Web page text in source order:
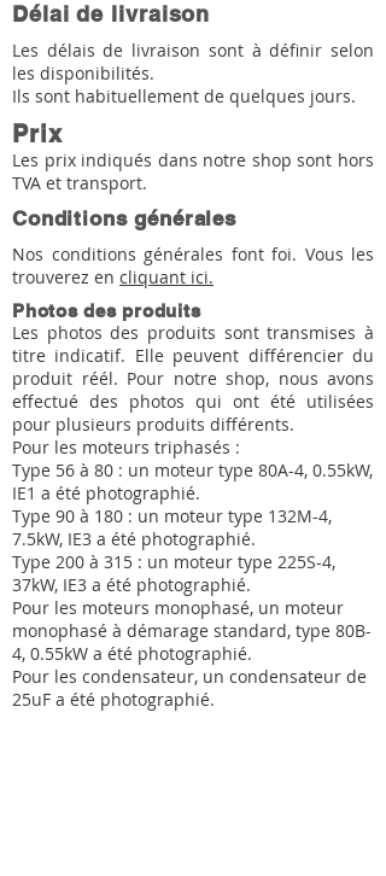
Délai de livraison
Les délais de livraison sont à définir selon
les disponibilités.
Ils sont habituellement de quelques jours.
Prix
Les prix indiqués dans notre shop sont hors
TVA et transport.
Conditions générales
Nos conditions générales font foi. Vous les
trouverez en cliquant ici.
Photos des produits
Les photos des produits sont transmises à
titre indicatif. Elle peuvent différencier du
produit réél. Pour notre shop, nous avons
effectué des photos qui ont été utilisées
pour plusieurs produits différents.
Pour les moteurs triphasés :
Type 56 à 80 : un moteur type 80A-4, 0.55kW,
IE1 a été photographié.
Type 90 à 180 : un moteur type 132M-4,
7.5kW, IE3 a été photographié.
Type 200 à 315 : un moteur type 225S-4,
37kW, IE3 a été photographié.
Pour les moteurs monophasé, un moteur
monophasé à démarage standard, type 80B-
4, 0.55kW a été photographié.
Pour les condensateur, un condensateur de
25uF a été photographié.